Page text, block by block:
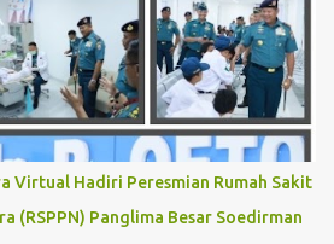
Warga Membuat Pengobatan
Azis sangat direkomendasikan. ANDA
KEPERKASAAN Paling Ampuh Di
Kami Solusinya Jituh Ampuh , Tepat
Cepat Untuk Menyembuhkan Berbagai
Derita Atau Kurang Percaya Diri.
Sebab Pengobatan TRADISIONAL
Keharmonisan Rumah Tangga
Virtual Hadiri Peresmian Rumah Sakit
(RSPPN) Panglima Besar Soedirman